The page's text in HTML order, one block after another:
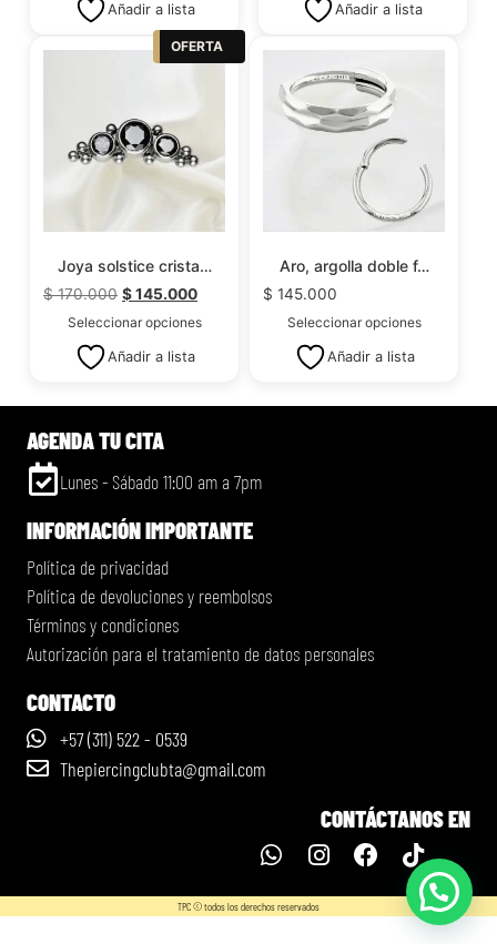
Añadir a lista Añadir a lista
OFERTA
Joya solstice crista…
$170.000 $145.000
Seleccionar opciones
Añadir a lista
Aro, argolla doble f…
$ 145.000
Seleccionar opciones
Añadir a lista
AGENDA TU CITA
Lunes - Sábado 11:00 am a 7pm
INFORMACIÓN IMPORTANTE
Política de privacidad
Política de devoluciones y reembolsos
Términos y condiciones
Autorización para el tratamiento de datos personales
CONTACTO
+57 (311) 522 - 0539
Thepiercingclubta@gmail.com
CONTÁCTANOS EN
TPC © todos los derechos reservados